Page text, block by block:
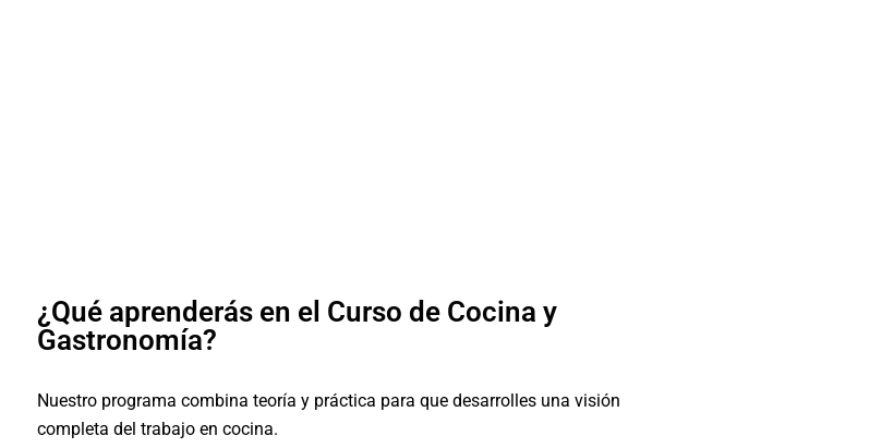
¿Qué aprenderás en el Curso de Cocina y
Gastronomía?
Nuestro programa combina teoría y práctica para que desarrolles una visión
completa del trabajo en cocina.